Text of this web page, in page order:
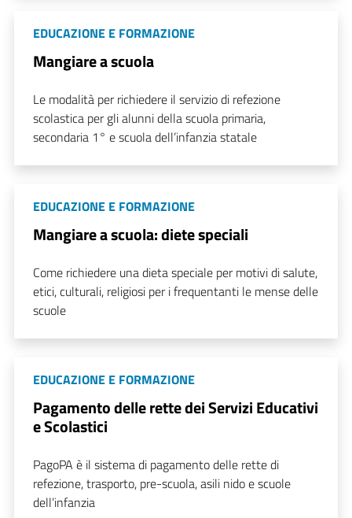
EDUCAZIONE E FORMAZIONE
Mangiare a scuola
Le modalità per richiedere il servizio di refezione
scolastica per gli alunni della scuola primaria,
secondaria 1° e scuola dell’infanzia statale
EDUCAZIONE E FORMAZIONE
Mangiare a scuola: diete speciali
Come richiedere una dieta speciale per motivi di salute,
etici, culturali, religiosi per i frequentanti le mense delle
scuole
EDUCAZIONE E FORMAZIONE
Pagamento delle rette dei Servizi Educativi
e Scolastici
PagoPA è il sistema di pagamento delle rette di
refezione, trasporto, pre-scuola, asili nido e scuole
dell’infanzia